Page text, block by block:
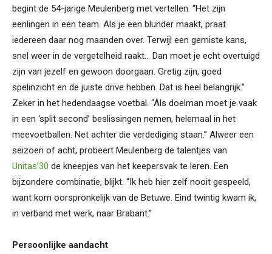
begint de 54-jarige Meulenberg met vertellen. “Het zijn
eenlingen in een team. Als je een blunder maakt, praat
iedereen daar nog maanden over. Terwijl een gemiste kans,
snel weer in de vergetelheid raakt… Dan moet je echt overtuigd
zijn van jezelf en gewoon doorgaan. Gretig zijn, goed
spelinzicht en de juiste drive hebben. Dat is heel belangrijk.”
Zeker in het hedendaagse voetbal. “Als doelman moet je vaak
in een ‘split second’ beslissingen nemen, helemaal in het
meevoetballen. Net achter die verdediging staan.” Alweer een
seizoen of acht, probeert Meulenberg de talentjes van
Unitas’30 de kneepjes van het keepersvak te leren. Een
bijzondere combinatie, blijkt. “Ik heb hier zelf nooit gespeeld,
want kom oorspronkelijk van de Betuwe. Eind twintig kwam ik,
in verband met werk, naar Brabant.”
Persoonlijke aandacht